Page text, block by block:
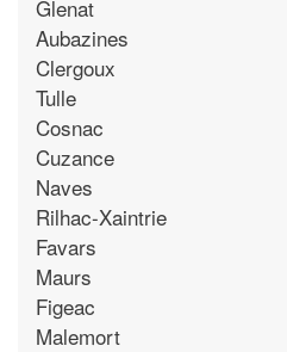
Glenat
Aubazines
Clergoux
Tulle
Cosnac
Cuzance
Naves
Rilhac-Xaintrie
Favars
Maurs
Figeac
Malemort